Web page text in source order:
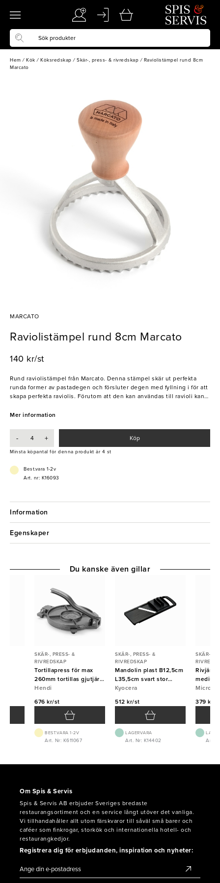
Hem / Kök / Köksredskap / Skär-, press- & rivredskap / Raviolistämpel rund 8cm
Marcato
MARCATO
Raviolistämpel rund 8cm Marcato
140 kr/st
Rund raviolistämpel från Marcato. Denna stämpel skär ut perfekta
runda former av pastadegen och försluter degen med fyllning i för att
skapa perfekta raviolis. Förutom att den kan användas till ravioli kan
Den är tillverkad i slitstarkt, gjutet aluminium med ett bekvämt
- Enkel användning
- Slitstark
Mer information
- + Köp
Minsta köpantal för denna produkt är 4 st
Best.vara 1-2v
Art. nr: K16093
Information
Egenskaper
SKÄR-, PRESS- &
RIVREDSKAP
Tortillapress för max
260mm tortillas gjutjärn
Hendi
Hendi
676 kr/st
BEST.VARA 1-2V
Art. Nr: K611067
SKÄR-, PRESS- &
RIVREDSKAP
Mandolin plast B12,5cm
L35,5cm svart stor
Kyocera
Kyocera
512 kr/st
LAGERVARA
Art. Nr: K14402
SKÄR-,
Rivjärn
medium
379 kr/
Art.
Du kanske även gillar
Om Spis & Servis
Spis & Servis AB erbjuder Sveriges bredaste
restaurangsortiment och en service långt utöver det vanliga.
Vi tillhandahåller allt utom färskvaror till såväl små barer och
caféer som finkrogar, storkök och internationella hotell- och
restaurangkedjor.
Registrera dig för erbjudanden, inspiration och nyheter: